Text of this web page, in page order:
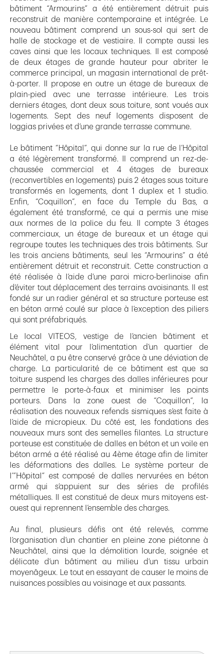
bâtiment “Armourins” a été entièrement détruit puis
reconstruit de manière contemporaine et intégrée. Le
nouveau bâtiment comprend un sous-sol qui sert de
halle de stockage et de vestiaire. Il compte aussi les
caves ainsi que les locaux techniques. Il est composé
de deux étages de grande hauteur pour abriter le
commerce principal, un magasin international de prêt-
à-porter. Il propose en outre un étage de bureaux de
plain-pied avec une terrasse intérieure. Les trois
derniers étages, dont deux sous toiture, sont voués aux
logements. Sept des neuf logements disposent de
loggias privées et d’une grande terrasse commune.
Le bâtiment “Hôpital”, qui donne sur la rue de l’Hôpital
a été légèrement transformé. Il comprend un rez-de-
chaussée commercial et 4 étages de bureaux
(reconvertibles en logements) puis 2 étages sous toiture
transformés en logements, dont 1 duplex et 1 studio.
Enfin, “Coquillon”, en face du Temple du Bas, a
également été transformé, ce qui a permis une mise
aux normes de la police du feu. Il compte 3 étages
commerciaux, un étage de bureaux et un étage qui
regroupe toutes les techniques des trois bâtiments. Sur
les trois anciens bâtiments, seul les “Armourins” a été
entièrement détruit et reconstruit. Cette construction a
été réalisée à l’aide d’une paroi micro-berlinoise afin
d’éviter tout déplacement des terrains avoisinants. Il est
fondé sur un radier général et sa structure porteuse est
en béton armé coulé sur place à l’exception des piliers
qui sont préfabriqués.
Le local VITEOS, vestige de l’ancien bâtiment et
élément vital pour l’alimentation d’un quartier de
Neuchâtel, a pu être conservé grâce à une déviation de
charge. La particularité de ce bâtiment est que sa
toiture suspend les charges des dalles inférieures pour
permettre le porte-à-faux et minimiser les points
porteurs. Dans la zone ouest de “Coquillon”, la
réalisation des nouveaux refends sismiques s’est faite à
l’aide de micropieux. Du côté est, les fondations des
nouveaux murs sont des semelles filantes. La structure
porteuse est constituée de dalles en béton et un voile en
béton armé a été réalisé au 4ème étage afin de limiter
les déformations des dalles. Le système porteur de
l’”Hôpital” est composé de dalles nervurées en béton
armé qui s’appuient sur des séries de profilés
métalliques. Il est constitué de deux murs mitoyens est-
ouest qui reprennent l’ensemble des charges.
Au final, plusieurs défis ont été relevés, comme
l’organisation d’un chantier en pleine zone piétonne à
Neuchâtel, ainsi que la démolition lourde, soignée et
délicate d’un bâtiment au milieu d’un tissu urbain
moyenâgeux. Le tout en essayant de causer le moins de
nuisances possibles au voisinage et aux passants.